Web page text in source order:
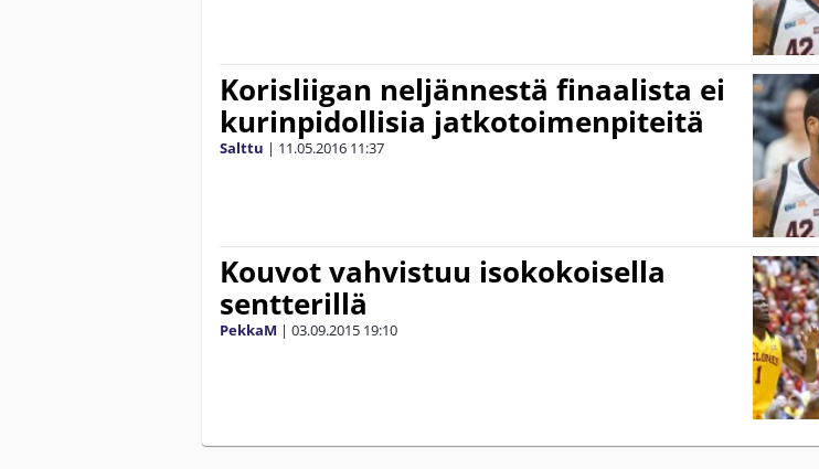
Korisliigan neljännestä finaalista ei
kurinpidollisia jatkotoimenpiteitä
Salttu | 11.05.2016 11:37
Kouvot vahvistuu isokokoisella
sentterillä
PekkaM | 03.09.2015 19:10